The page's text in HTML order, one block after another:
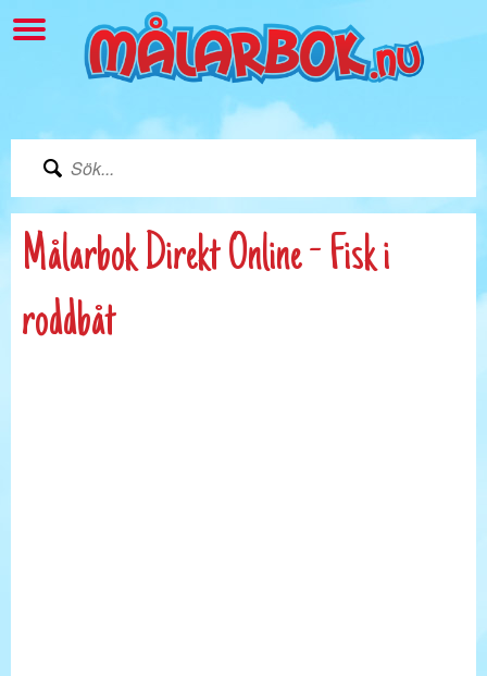
Målarbok Direkt Online - Fisk i
roddbåt